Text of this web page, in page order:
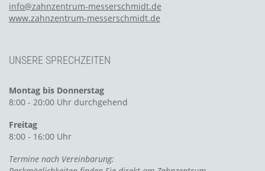
info@zahnzentrum-messerschmidt.de
www.zahnzentrum-messerschmidt.de
UNSERE SPRECHZEITEN
Montag bis Donnerstag
8:00 - 20:00 Uhr durchgehend
Freitag
8:00 - 16:00 Uhr
Termine nach Vereinbarung: